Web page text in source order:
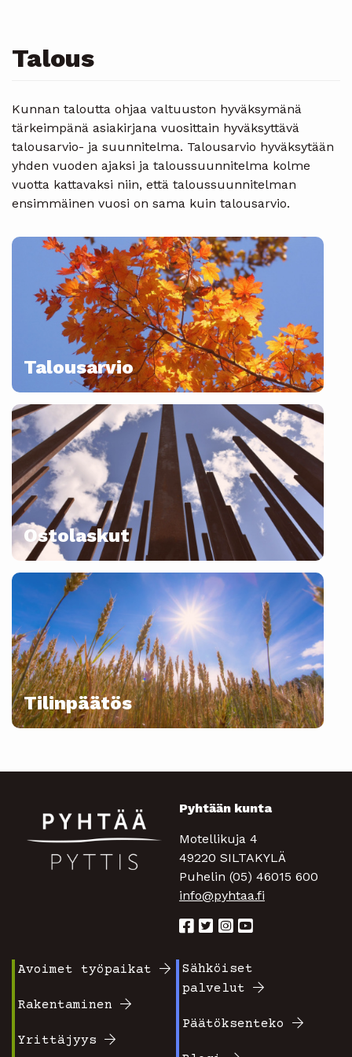
Talous
Kunnan taloutta ohjaa valtuuston hyväksymänä
tärkeimpänä asiakirjana vuosittain hyväksyttävä
talousarvio- ja suunnitelma. Talousarvio hyväksytään
yhden vuoden ajaksi ja taloussuunnitelma kolme
vuotta kattavaksi niin, että taloussuunnitelman
ensimmäinen vuosi on sama kuin talousarvio.
Talousarvio
Ostolaskut
Tilinpäätös
Pyhtään kunta
Motellikuja 4
49220 SILTAKYLÄ
Puhelin (05) 46015 600
info@pyhtaa.fi
valikko
1
Avoimet työpaikat
Rakentaminen
Yrittäjyys
Footer
2
Sähköiset
palvelut
Päätöksenteko